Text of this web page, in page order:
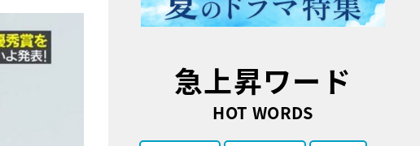
急上昇ワード
HOT WORDS